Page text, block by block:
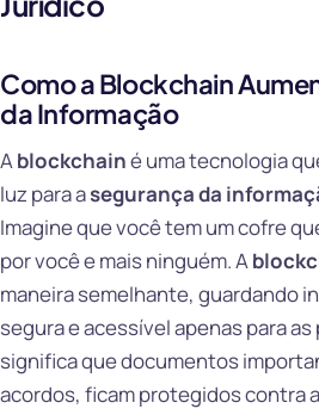
Como a Blockchain
da Informação
Ablockchainé uma tecnologia
luz para asegurança da
Imagine que você tem um cofre
por você e mais ninguém. A
maneira semelhante, guardando
segura e acessível apenas para
significa que documentos
acordos, ficam protegidos contra